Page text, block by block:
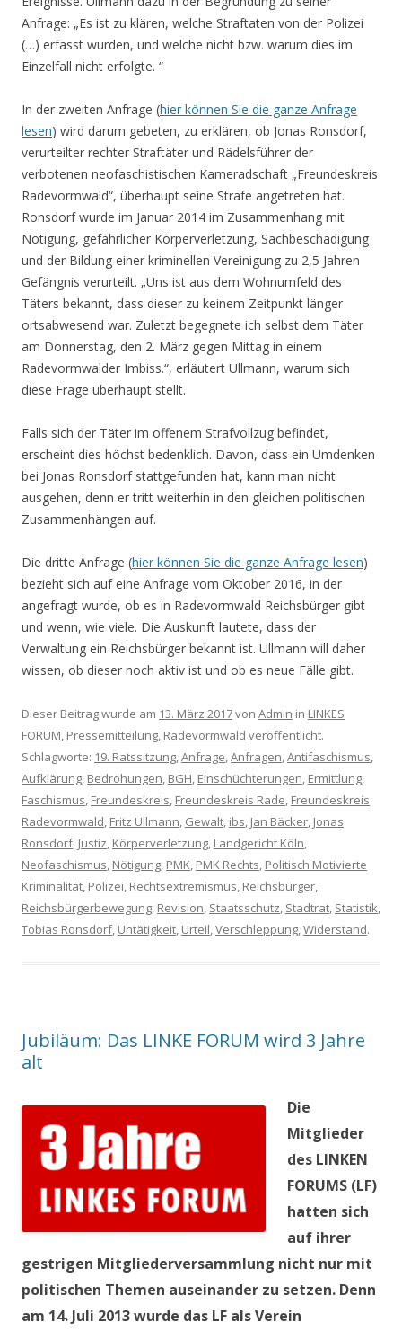
Anfrage: „Es ist zu klären, welche Straftaten von der Polizei
(…) erfasst wurden, und welche nicht bzw. warum dies im
Einzelfall nicht erfolgte. “
In der zweiten Anfrage (hier können Sie die ganze Anfrage
lesen) wird darum gebeten, zu erklären, ob Jonas Ronsdorf,
verurteilter rechter Straftäter und Rädelsführer der
verbotenen neofaschistischen Kameradschaft „Freundeskreis
Radevormwald“, überhaupt seine Strafe angetreten hat.
Ronsdorf wurde im Januar 2014 im Zusammenhang mit
Nötigung, gefährlicher Körperverletzung, Sachbeschädigung
und der Bildung einer kriminellen Vereinigung zu 2,5 Jahren
Gefängnis verurteilt. „Uns ist aus dem Wohnumfeld des
Täters bekannt, dass dieser zu keinem Zeitpunkt länger
ortsabwesend war. Zuletzt begegnete ich selbst dem Täter
am Donnerstag, den 2. März gegen Mittag in einem
Radevormwalder Imbiss.“, erläutert Ullmann, warum sich
diese Frage überhaupt stellt.
Falls sich der Täter im offenem Strafvollzug befindet,
erscheint dies höchst bedenklich. Davon, dass ein Umdenken
bei Jonas Ronsdorf stattgefunden hat, kann man nicht
ausgehen, denn er tritt weiterhin in den gleichen politischen
Zusammenhängen auf.
Die dritte Anfrage (hier können Sie die ganze Anfrage lesen)
bezieht sich auf eine Anfrage vom Oktober 2016, in der
angefragt wurde, ob es in Radevormwald Reichsbürger gibt
und wenn, wie viele. Die Auskunft lautete, dass der
Verwaltung ein Reichsbürger bekannt ist. Ullmann will daher
wissen, ob dieser noch aktiv ist und ob es neue Fälle gibt.
Dieser Beitrag wurde am 13. März 2017von Admin in LINKES
FORUM, Pressemitteilung, Radevormwald veröffentlicht.
Schlagworte: 19. Ratssitzung,Anfrage,Anfragen,Antifaschismus,
Aufklärung, Bedrohungen, BGH, Einschüchterungen, Ermittlung,
Faschismus, Freundeskreis, Freundeskreis Rade, Freundeskreis
Radevormwald, Fritz Ullmann, Gewalt, ibs, Jan Bäcker, Jonas
Ronsdorf, Justiz, Körperverletzung, Landgericht Köln,
Neofaschismus, Nötigung, PMK, PMK Rechts, Politisch Motivierte
Kriminalität, Polizei, Rechtsextremismus, Reichsbürger,
Reichsbürgerbewegung, Revision, Staatsschutz, Stadtrat, Statistik,
Tobias Ronsdorf, Untätigkeit, Urteil,Verschleppung,Widerstand.
Jubiläum: Das LINKE FORUM wird 3 Jahre
alt
Die
Mitglieder
des LINKEN
FORUMS (LF)
hatten sich
auf ihrer
gestrigen Mitgliederversammlung nicht nur mit
politischen Themen auseinander zu setzen. Denn
am 14. Juli 2013 wurde das LF als Verein